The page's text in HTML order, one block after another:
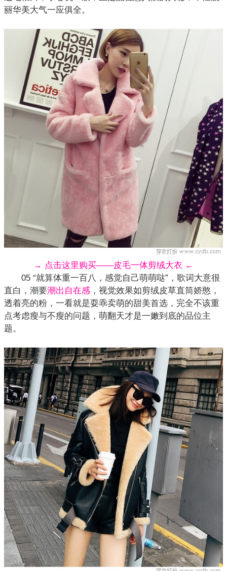
丽华美大气一应俱全。
→ 点击这里购买——皮毛一体剪绒大衣 ←
05 “就算体重一百八，感觉自己萌萌哒”，歌词大意很
直白，潮要潮出自在感 ，视觉效果如剪绒皮草直筒娇憨，
透着亮的粉，一看就是耍乖卖萌的甜美首选，完全不该重
点考虑瘦与不瘦的问题，萌翻天才是一嫩到底的品位主
题。